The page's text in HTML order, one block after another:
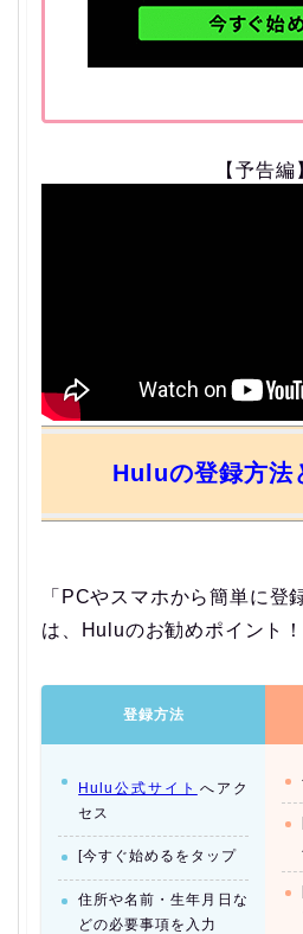
【予告編
Huluの登録方法
「PCやスマホから簡単に登
は、Huluのお勧めポイント！
登録方法
Hulu公式サイト へアク
セス
[今すぐ始めるをタップ
住所や名前・生年月日な
どの必要事項を入力